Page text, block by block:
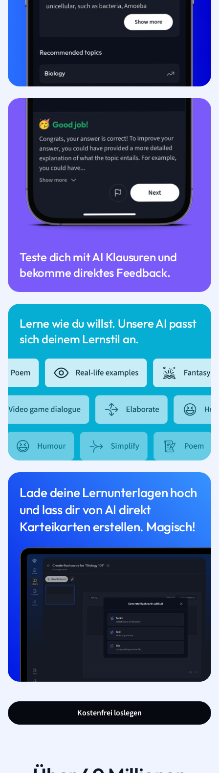
Lerne wie du willst. Unsere AI passt
sich deinem Lernstil an.
Teste dich mit AI Klausuren und
bekomme direktes Feedback.
Lade deine Lernunterlagen hoch
und lass dir von AI direkt
Karteikarten erstellen. Magisch!
Kostenfrei loslegen